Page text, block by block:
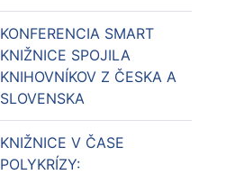
KONFERENCIA SMART
KNIŽNICE SPOJILA
KNIHOVNÍKOV Z ČESKA A
SLOVENSKA
KNIŽNICE V ČASE
POLYKRÍZY: